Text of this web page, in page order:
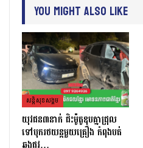
You Might Also Like
សន្តិសុខសង្គម
យុវជន៣នាក់ ជិះម៉ូតូឌុបគ្នាជ្រុល
ទៅបុករថយន្តមួយគ្រឿង កំពុងបត់